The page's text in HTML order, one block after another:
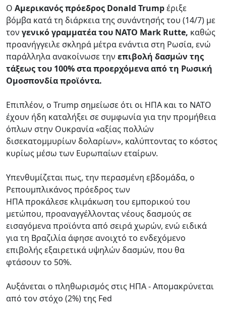
Ο Αμερικανός πρόεδρος Donald Trumpέριξε
βόμβα κατά τη διάρκεια της συνάντησής του (14/7) με
τον γενικό γραμματέα του ΝΑΤΟ Mark Rutte, καθώς
προανήγγειλε σκληρά μέτρα ενάντια στη Ρωσία, ενώ
παράλληλα ανακοίνωσε την επιβολή δασμών της
τάξεως του 100% στα προερχόμενα από τη Ρωσική
Ομοσπονδία προϊόντα.
Επιπλέον, ο Trump σημείωσε ότι οι ΗΠΑ και το ΝΑΤΟ
έχουν ήδη καταλήξει σε συμφωνία για την προμήθεια
όπλων στην Ουκρανία «αξίας πολλών
δισεκατομμυρίων δολαρίων», καλύπτοντας το κόστος
κυρίως μέσω των Ευρωπαίων εταίρων.
Υπενθυμίζεται πως, την περασμένη εβδομάδα, ο
Ρεπουμπλικάνος πρόεδρος των
ΗΠΑ προκάλεσε κλιμάκωση του εμπορικού του
μετώπου, προαναγγέλλοντας νέους δασμούς σε
εισαγόμενα προϊόντα από σειρά χωρών, ενώ ειδικά
για τη Βραζιλία άφησε ανοιχτό το ενδεχόμενο
επιβολής εξαιρετικά υψηλών δασμών, που θα
φτάσουν το 50%.
Αυξάνεται ο πληθωρισμός στις ΗΠΑ - Απομακρύνεται
από τον στόχο (2%) της Fed